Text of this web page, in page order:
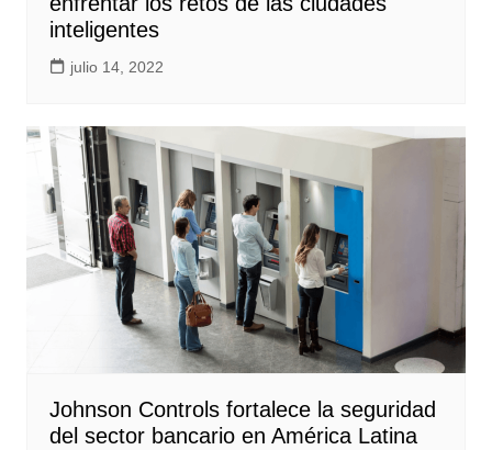
inteligentes
julio 14, 2022
Johnson Controls fortalece la seguridad
del sector bancario en América Latina